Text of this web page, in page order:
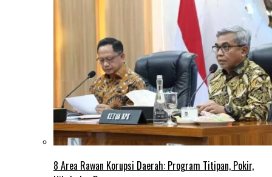
8 Area Rawan Korupsi Daerah: Program Titipan, Pokir,